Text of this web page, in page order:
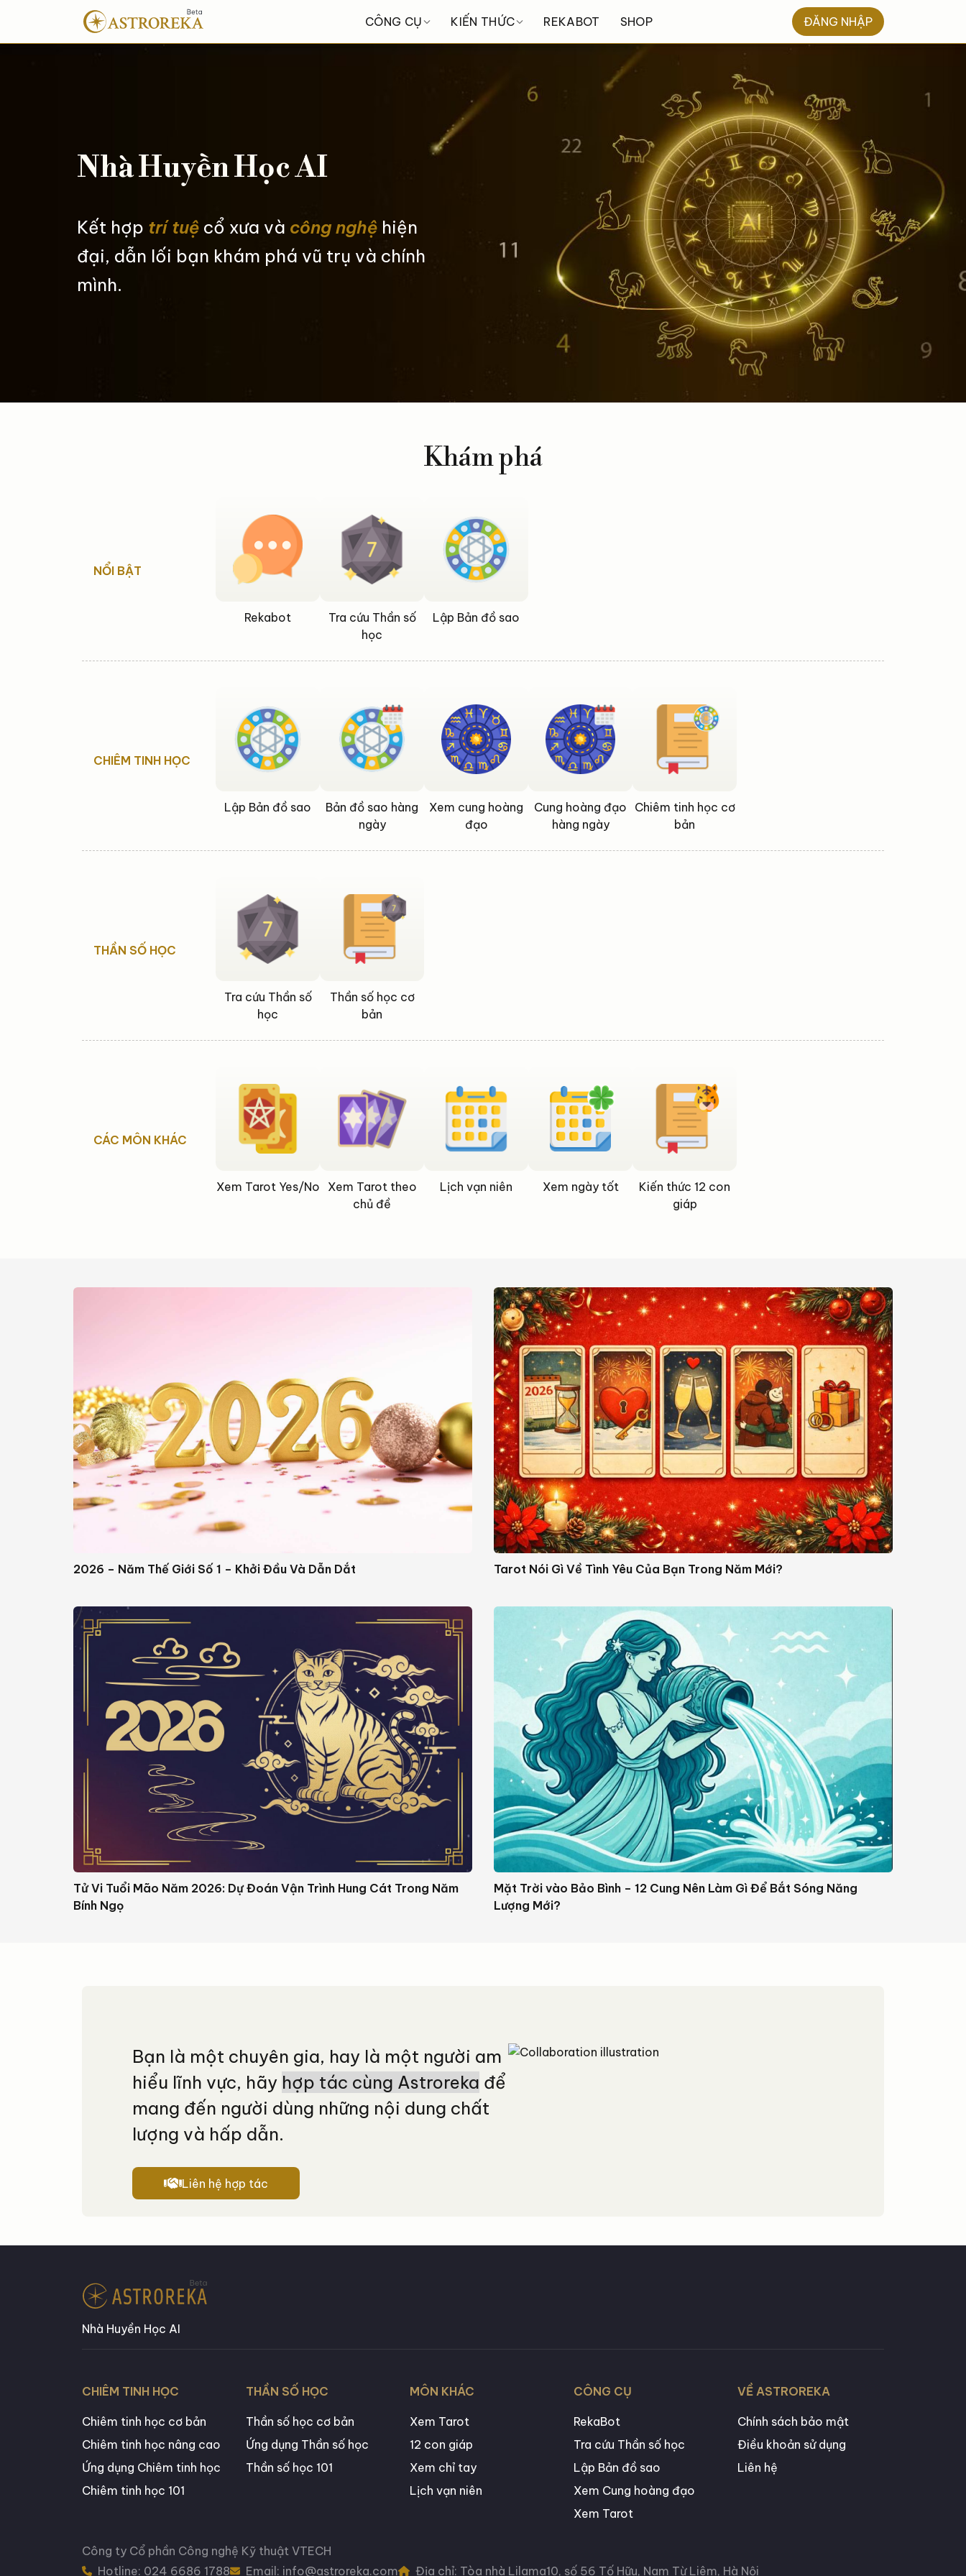
CÔNG CỤ KIẾN THỨC REKABOT SHOP ĐĂNG NHẬP
Nhà Huyền Học AI
Kết hợp trí tuệ cổ xưa và công nghệ hiện
đại, dẫn lối bạn khám phá vũ trụ và chính
mình.
Khám phá
NỔI BẬT
Rekabot
Tra cứu Thần số
học
Lập Bản đồ sao
CHIÊM TINH HỌC
Lập Bản đồ sao
Bản đồ sao hàng
ngày
Xem cung hoàng
đạo
Cung hoàng đạo
hàng ngày
Chiêm tinh học cơ
bản
THẦN SỐ HỌC
Tra cứu Thần số
học
Thần số học cơ
bản
CÁC MÔN KHÁC
Xem Tarot Yes/No
Xem Tarot theo
chủ đề
Lịch vạn niên Xem ngày tốt
Kiến thức 12 con
giáp
2026 – Năm Thế Giới Số 1 – Khởi Đầu Và Dẫn Dắt Tarot Nói Gì Về Tình Yêu Của Bạn Trong Năm Mới?
Tử Vi Tuổi Mão Năm 2026: Dự Đoán Vận Trình Hung Cát Trong Năm
Bính Ngọ
Mặt Trời vào Bảo Bình – 12 Cung Nên Làm Gì Để Bắt Sóng Năng
Lượng Mới?
Bạn là một chuyên gia, hay là một người am
hiểu lĩnh vực, hãy hợp tác cùng Astroreka để
mang đến người dùng những nội dung chất
lượng và hấp dẫn.
Liên hệ hợp tác
Nhà Huyền Học AI
CHIÊM TINH HỌC
Chiêm tinh học cơ bản
Chiêm tinh học nâng cao
Ứng dụng Chiêm tinh học
Chiêm tinh học 101
THẦN SỐ HỌC
Thần số học cơ bản
Ứng dụng Thần số học
Thần số học 101
MÔN KHÁC
Xem Tarot
12 con giáp
Xem chỉ tay
Lịch vạn niên
CÔNG CỤ
RekaBot
Tra cứu Thần số học
Lập Bản đồ sao
Xem Cung hoàng đạo
Xem Tarot
VỀ ASTROREKA
Chính sách bảo mật
Điều khoản sử dụng
Liên hệ
Công ty Cổ phần Công nghệ Kỹ thuật VTECH
Hotline: 024 6686 1788
Email: info@astroreka.com Địa chỉ: Tòa nhà Lilama10, số 56 Tố Hữu, Nam Từ Liêm, Hà Nội